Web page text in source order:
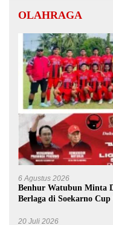
OLAHRAGA
6 Agustus 2026
Benhur Watubun Minta
Berlaga di Soekarno Cup
20 Juli 2026